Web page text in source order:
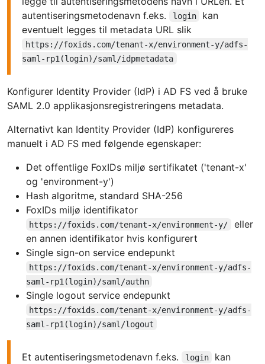
autentiseringsmetodenavn f.eks.
login
kan
eventuelt legges til metadata URL slik
https://foxids.com/tenant-x/environment-y/adfs-
saml-rp1(login)/saml/idpmetadata
Konfigurer Identity Provider (IdP) i AD FS ved å bruke
SAML 2.0 applikasjonsregistreringens metadata.
Alternativt kan Identity Provider (IdP) konfigureres
manuelt i AD FS med følgende egenskaper:
Det offentlige FoxIDs miljø sertifikatet ('tenant-x'
og 'environment-y')
Hash algoritme, standard SHA-256
FoxIDs miljø identifikator
https://foxids.com/tenant-x/environment-y/
eller
en annen identifikator hvis konfigurert
Single sign-on service endepunkt
https://foxids.com/tenant-x/environment-y/adfs-
saml-rp1(login)/saml/authn
Single logout service endepunkt
https://foxids.com/tenant-x/environment-y/adfs-
saml-rp1(login)/saml/logout
Et autentiseringsmetodenavn f.eks. login
kan